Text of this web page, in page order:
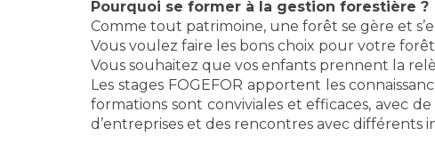
Pourquoi se former à la gestion forestière ?
Comme tout patrimoine, une forêt se gère et
Vous voulez faire les bons choix pour votre
Vous souhaitez que vos enfants prennent la
Les stages FOGEFOR apportent les
formations sont conviviales et efficaces, avec
d’entreprises et des rencontres avec différents